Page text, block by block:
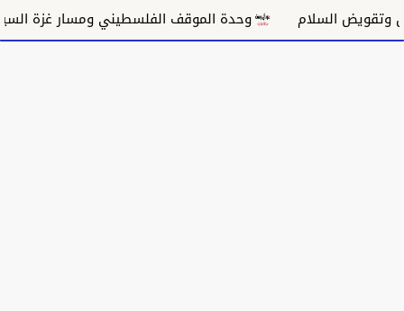
وحدة الموقف الفلسطيني ومسار غزة السياسي